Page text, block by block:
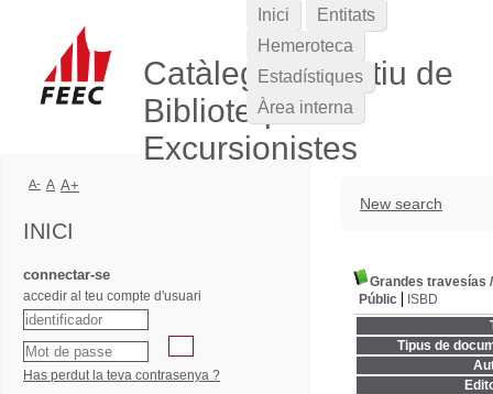
Catàleg Col·lectiu de
Biblioteques
Excursionistes
New search
Grandes travesías
Públic
ISBD
Tipus de
Inici
Entitats
Hemeroteca
Estadístiques
Àrea interna
A- A A+
INICI
connectar-se
accedir al teu compte d'usuari
Has perdut la teva contrasenya ?